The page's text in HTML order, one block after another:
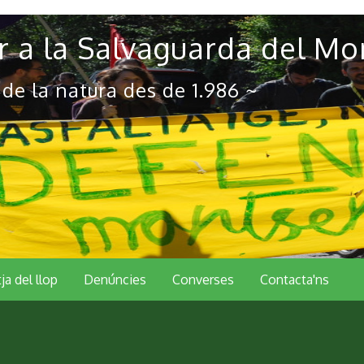
a la Salvaguarda del
la natura des de 1.986 ~
del llop Denúncies Converses Contacta'ns